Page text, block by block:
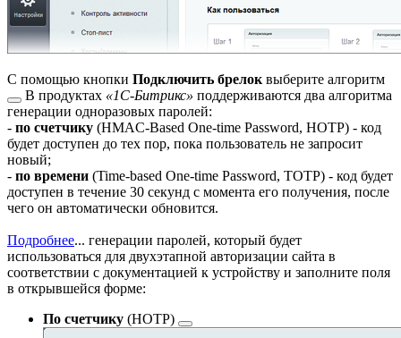
С помощью кнопки Подключить брелок выберите алгоритм
В продуктах «1C-Битрикс» поддерживаются два алгоритма
генерации одноразовых паролей:
- по счетчику (HMAC-Based One-time Password, HOTP) - код
будет доступен до тех пор, пока пользователь не запросит
новый;
- по времени (Time-based One-time Password, TOTP) - код будет
доступен в течение 30 секунд с момента его получения, после
чего он автоматически обновится.
Подробнее... генерации паролей, который будет
использоваться для двухэтапной авторизации сайта в
соответствии с документацией к устройству и заполните поля
в открывшейся форме:
По счетчику (HOTP)